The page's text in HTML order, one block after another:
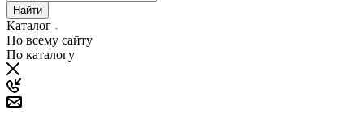
Найти
Каталог
По всему сайту
По каталогу